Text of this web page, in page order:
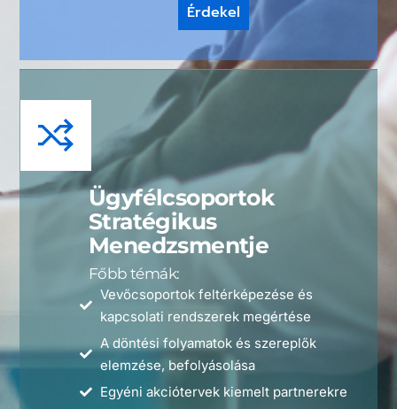
Érdekel
Ügyfélcsoportok
Stratégikus
Menedzsmentje
Főbb témák:
Vevőcsoportok feltérképezése és
kapcsolati rendszerek megértése
A döntési folyamatok és szereplők
elemzése, befolyásolása
Egyéni akciótervek kiemelt partnerekre